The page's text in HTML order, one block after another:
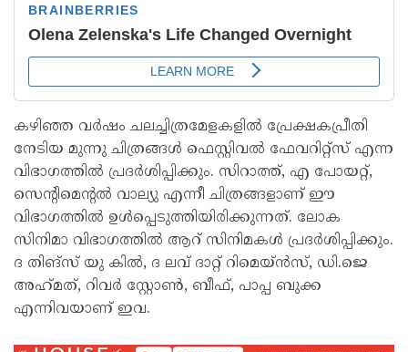
കഴിഞ്ഞ വര്‍ഷം ചലച്ചിത്രമേളകളില്‍ പ്രേക്ഷകപ്രീതി
നേടിയ മുന്നു ചിത്രങ്ങള്‍ ഫെസ്റ്റിവല്‍ ഫേവറിറ്റ്‌സ് എന്ന
വിഭാഗത്തില്‍ പ്രദര്‍ശിപ്പിക്കും. സിറാത്ത്, എ പോയറ്റ്,
സെന്റിമെന്റല്‍ വാല്യു എന്നീ ചിത്രങ്ങളാണ് ഈ
വിഭാഗത്തില്‍ ഉള്‍പ്പെടുത്തിയിരിക്കുന്നത്. ലോക
സിനിമാ വിഭാഗത്തില്‍ ആറ് സിനിമകള്‍ പ്രദര്‍ശിപ്പിക്കും.
ദ തിങ്‌സ് യു കില്‍, ദ ലവ് ദാറ്റ് റിമെയ്ന്‍സ്, ഡി.ജെ
അഹ്‌മത്, റിവര്‍ സ്റ്റോണ്‍, ബീഫ്, പാപ്പ ബുക്ക
എന്നിവയാണ് ഇവ.